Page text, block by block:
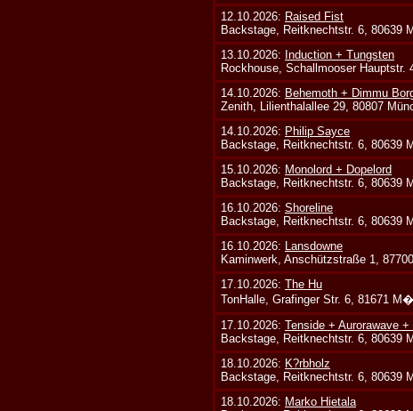
12.10.2026: Raised Fist
Backstage, Reitknechtstr. 6, 80639
13.10.2026: Induction + Tungsten
Rockhouse, Schallmooser Hauptstr.
14.10.2026: Behemoth + Dimmu
Zenith, Lilienthalallee 29, 80807
14.10.2026: Philip Sayce
Backstage, Reitknechtstr. 6, 80639
15.10.2026: Monolord + Dopelord
Backstage, Reitknechtstr. 6, 80639
16.10.2026:Shoreline
Backstage, Reitknechtstr. 6, 80639
16.10.2026: Lansdowne
Kaminwerk, Anschützstraße 1,
17.10.2026:The Hu
TonHalle, Grafinger Str. 6, 81671
17.10.2026:Tenside + Aurorawave
Backstage, Reitknechtstr. 6, 80639
18.10.2026: K?rbholz
Backstage, Reitknechtstr. 6, 80639
18.10.2026: Marko Hietala